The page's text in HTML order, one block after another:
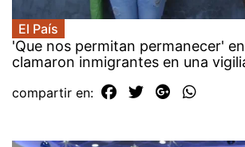
El País
'Que nos permitan permanecer'
clamaron inmigrantes en una
compartir en: